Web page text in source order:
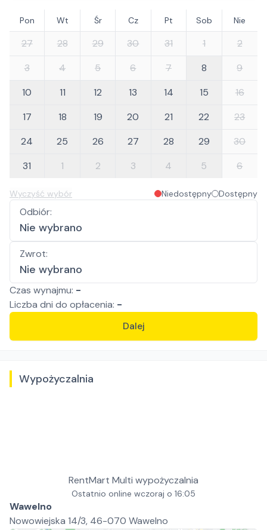
Pon Wt Śr Cz Pt Sob Nie
27 28 29 30 31 1
2
3
4 5 6 7 8
9
10
11 12 13 14 15
16
17
18 19 20 21 22
23
24
25 26 27 28 29
30
31
1 2 3 4 5 6
Wyczyść wybór Niedostępny Dostępny
Odbiór:
Nie wybrano
Zwrot:
Nie wybrano
Czas wynajmu: -
Liczba dni do opłacenia: -
Dalej
Wypożyczalnia
RentMart Multi wypożyczalnia
Ostatnio online wczoraj o 16:05
Wawelno
Nowowiejska 14/3, 46-070 Wawelno